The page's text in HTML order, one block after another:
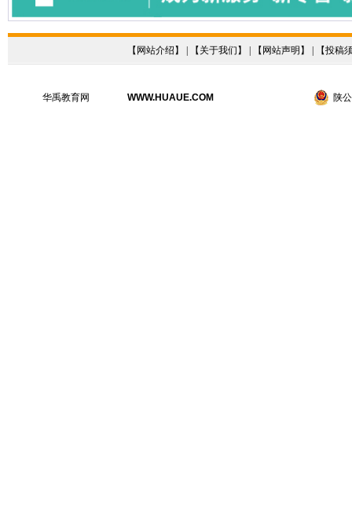
【网站介绍】 | 【关于我们】 | 【网站声明】 | 【投稿
华禹教育网 WWW.HUAUE.COM 陕